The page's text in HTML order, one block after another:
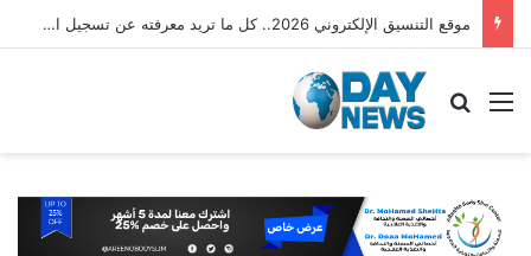
موقع التنسيق الإلكتروني 2026.. كل ما تريد معرفته عن تسجيل الرغبات والقبول بالجامعات
القائمة بحث عن